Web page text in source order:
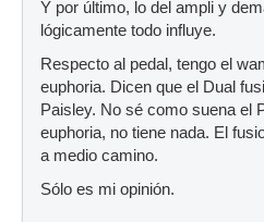
Y por último, lo del ampli y
lógicamente todo influye.
Respecto al pedal, tengo el
euphoria. Dicen que el Dual
Paisley. No sé como suena el
euphoria, no tiene nada. El
a medio camino.
Sólo es mi opinión.